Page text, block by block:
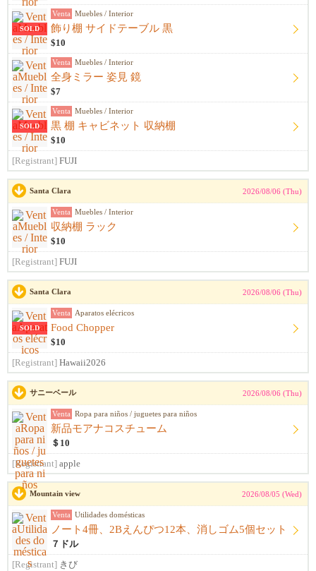
SOLD
Venta Muebles / Interior
飾り棚 サイドテーブル 黒
$10
Venta Muebles / Interior
全身ミラー 姿見 鏡
$7
SOLD
Venta Muebles / Interior
黒 棚 キャビネット 収納棚
$10
[Registrant] FUJI
Santa Clara 2026/08/06 (Thu)
Venta Muebles / Interior
収納棚 ラック
$10
[Registrant] FUJI
Santa Clara 2026/08/06 (Thu)
SOLD
Venta Aparatos elécricos
Food Chopper
$10
[Registrant] Hawaii2026
サニーベール 2026/08/06 (Thu)
Venta Ropa para niños / juguetes para niños
新品モアナコスチューム
＄10
[Registrant] apple
Mountain view 2026/08/05 (Wed)
Venta Utilidades domésticas
ノート4冊、2Bえんぴつ12本、消しゴム5個セット
７ドル
[Registrant] きび